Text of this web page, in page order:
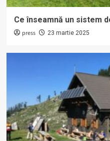
Ce înseamnă un sistem
press 23 martie 2025